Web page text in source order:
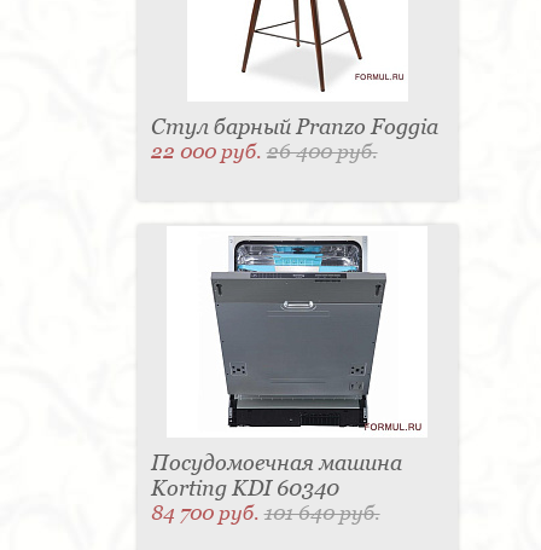
Стул барный Pranzo Foggia
22 000 руб.26 400 руб.
Посудомоечная машина
Korting KDI 60340
84 700 руб.101 640 руб.